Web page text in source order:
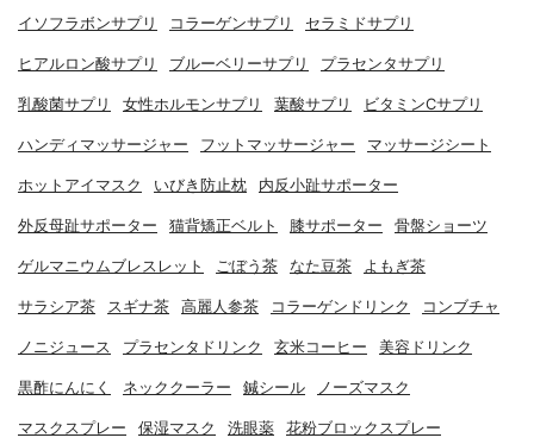
イソフラボンサプリ コラーゲンサプリ セラミドサプリ
ヒアルロン酸サプリ ブルーベリーサプリ プラセンタサプリ
乳酸菌サプリ 女性ホルモンサプリ 葉酸サプリ ビタミンCサプリ
ハンディマッサージャー フットマッサージャー マッサージシート
ホットアイマスク いびき防止枕 内反小趾サポーター
外反母趾サポーター 猫背矯正ベルト 膝サポーター 骨盤ショーツ
ゲルマニウムブレスレット ごぼう茶 なた豆茶 よもぎ茶
サラシア茶 スギナ茶 高麗人参茶 コラーゲンドリンク コンブチャ
ノニジュース プラセンタドリンク 玄米コーヒー 美容ドリンク
黒酢にんにく ネッククーラー 鍼シール ノーズマスク
マスクスプレー 保湿マスク 洗眼薬 花粉ブロックスプレー